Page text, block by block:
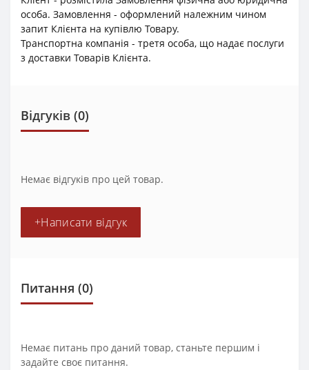
особа. Замовлення - оформлений належним чином
запит Клієнта на купівлю Товару.
Транспортна компанія - третя особа, що надає послуги
з доставки Товарів Клієнта.
Відгуків (0)
Немає відгуків про цей товар.
+Написати відгук
Питання (0)
Немає питань про даний товар, станьте першим і
задайте своє питання.